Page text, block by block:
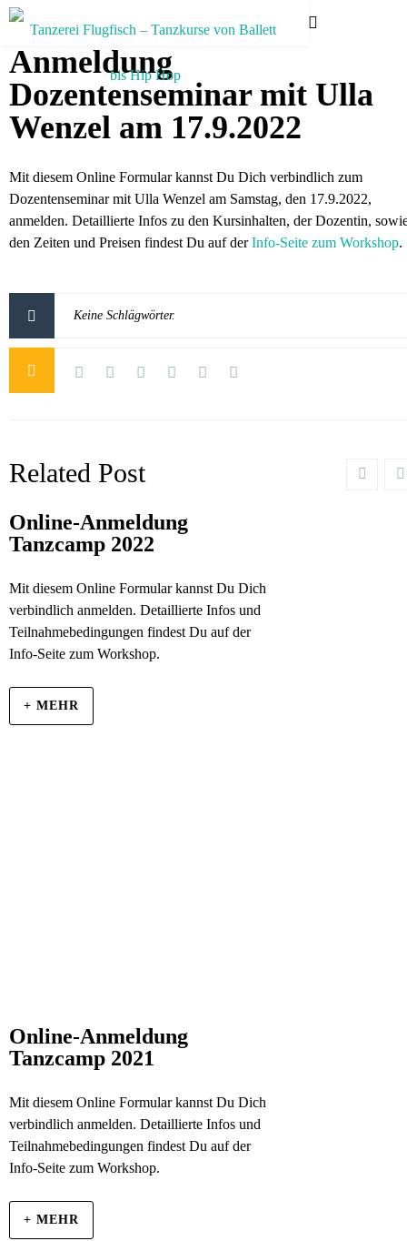
Anmeldung
Dozentenseminar mit Ulla
Wenzel am 17.9.2022
Mit diesem Online Formular kannst Du Dich verbindlich zum
Dozentenseminar mit Ulla Wenzel am Samstag, den 17.9.2022,
anmelden. Detaillierte Infos zu den Kursinhalten, der Dozentin,
den Zeiten und Preisen findest Du auf derInfo-Seite zum Workshop.
Keine Schlägwörter.
Related Post
Online-Anmeldung
Tanzcamp 2022
Mit diesem Online Formular kannst Du Dich
verbindlich anmelden. Detaillierte Infos und
Teilnahmebedingungen findest Du auf der
Info-Seite zum Workshop.
+ MEHR
Online-Anmeldung
Tanzcamp 2021
Mit diesem Online Formular kannst Du Dich
verbindlich anmelden. Detaillierte Infos und
Teilnahmebedingungen findest Du auf der
Info-Seite zum Workshop.
+ MEHR